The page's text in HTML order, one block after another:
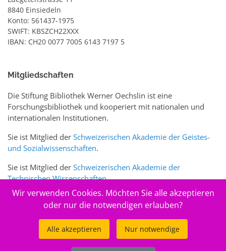
8840 Einsiedeln
Konto: 561437-1975
SWIFT: KBSZCH22XXX
IBAN: CH20 0077 7005 6143 7197 5
Mitgliedschaften
Die Stiftung Bibliothek Werner Oechslin ist eine
Forschungsbibliothek und kooperiert mit nationalen und
internationalen Institutionen.
Sie ist Mitglied der Schweizerischen Akademie der Geistes-
und Sozialwissenschaften.
Sie ist Mitglied der Schweizerischen Akademie der
Technischen Wissenschaften.
Sie ist zudem Mitglied des Schweizer Portalswww.sciences-
Wir verwenden Cookies. Möchten Sie alle akzeptieren
oder nur die notwendigen erlauben?
Alle akzeptieren Nur notwendige